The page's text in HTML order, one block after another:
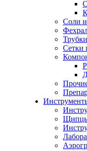
Соли
Сетки
Щипцы